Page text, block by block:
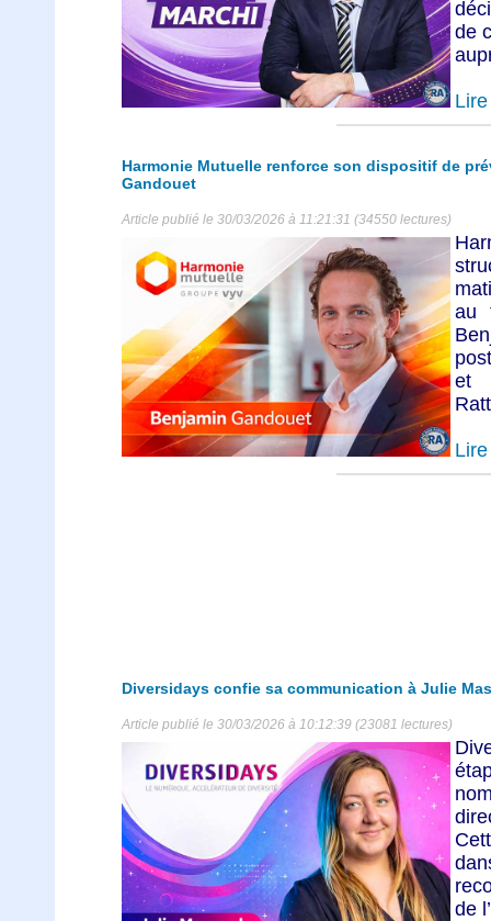
de
Harmonie Mutuelle renforce son dispositif de
Gandouet
Article publié le 30/03/2026 à 11:21:31 (34550 lectures)
au
et
Diversidays confie sa communication à Julie
Article publié le 30/03/2026 à 10:12:39 (23081 lectures)
de